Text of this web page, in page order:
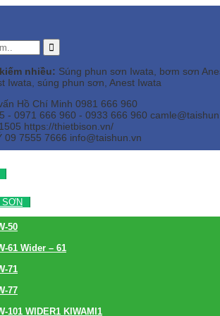
nhiều: Súng phun sơn Iwata, bơm sơn
Iwata, súng phun sơn, Anest Iwata
Hồ Chí Minh 0981 666 960
- 0971 666 960 - 0933 666 960
https://thietbison.vn/
09 7555 7666 info@taishun.vn
SƠN
50
61 Wider – 61
71
77
101 WIDER1 KIWAMI1